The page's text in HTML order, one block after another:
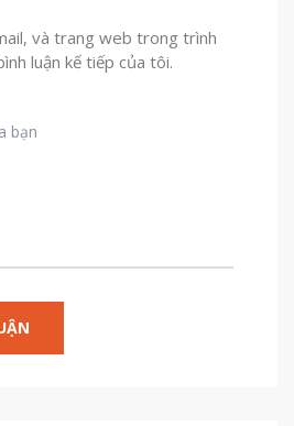
và trang web trong trình
luận kế tiếp của tôi.